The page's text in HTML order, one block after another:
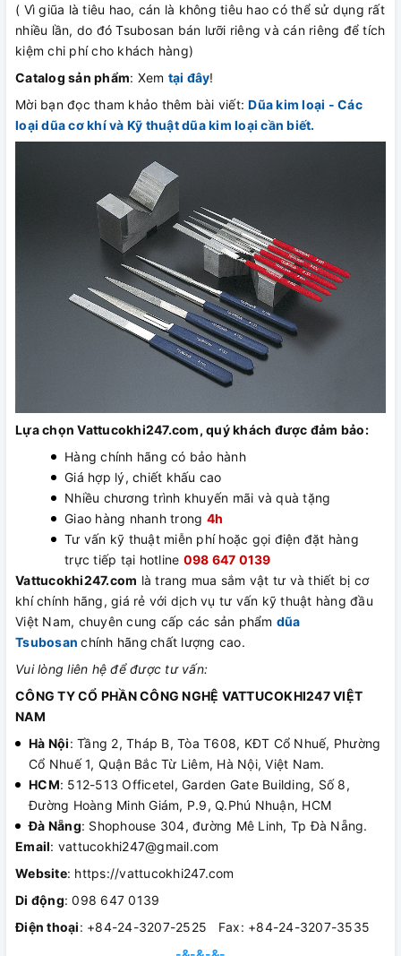
( Vì giũa là tiêu hao, cán là không tiêu hao có thể sử dụng rất
nhiều lần, do đó Tsubosan bán lưỡi riêng và cán riêng để tích
kiệm chi phí cho khách hàng)
Catalog sản phẩm: Xem tại đây!
Mời bạn đọc tham khảo thêm bài viết:Dũa kim loại - Các
loại dũa cơ khí và Kỹ thuật dũa kim loại cần biết.
Lựa chọn Vattucokhi247.com, quý khách được đảm bảo:
Hàng chính hãng có bảo hành
Giá hợp lý, chiết khấu cao
Nhiều chương trình khuyến mãi và quà tặng
Giao hàng nhanh trong 4h
Tư vấn kỹ thuật miễn phí hoặc gọi điện đặt hàng
trực tiếp tại hotline 098 647 0139
Vattucokhi247.com là trang mua sắm vật tư và thiết bị cơ
khí chính hãng, giá rẻ với dịch vụ tư vấn kỹ thuật hàng đầu
Việt Nam, chuyên cung cấp các sản phẩm dũa
Tsubosan chính hãng chất lượng cao.
Vui lòng liên hệ để được tư vấn:
CÔNG TY CỔ PHẦN CÔNG NGHỆ VATTUCOKHI247 VIỆT
NAM
Hà Nội: Tầng 2, Tháp B, Tòa T608, KĐT Cổ Nhuế, Phường
Cổ Nhuế 1, Quận Bắc Từ Liêm, Hà Nội, Việt Nam.
HCM: 512-513 Officetel, Garden Gate Building, Số 8,
Đường Hoàng Minh Giám, P.9, Q.Phú Nhuận, HCM
Đà Nẵng: Shophouse 304, đường Mê Linh, Tp Đà Nẵng.
Email: vattucokhi247@gmail.com
Website: https://vattucokhi247.com
Di động: 098 647 0139
Điện thoại: +84-24-3207-2525 Fax: +84-24-3207-3535